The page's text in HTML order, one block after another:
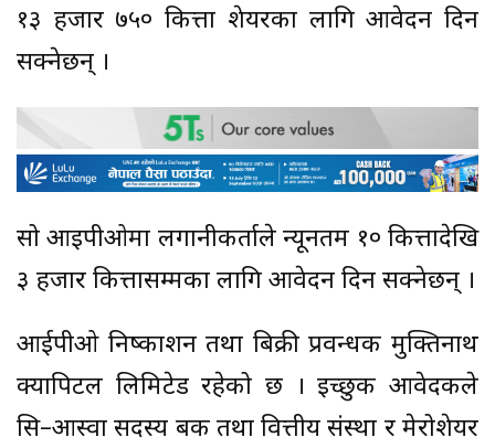
१३ हजार ७५० कित्ता शेयरका लागि आवेदन दिन
सक्नेछन् ।
सो आइपीओमा लगानीकर्ताले न्यूनतम १० कित्तादेखि
३ हजार कित्तासम्मका लागि आवेदन दिन सक्नेछन् ।
आईपीओ निष्काशन तथा बिक्री प्रवन्धक मुक्तिनाथ
क्यापिटल लिमिटेड रहेको छ । इच्छुक आवेदकले
सि–आस्वा सदस्य बैंक तथा वित्तीय संस्था र मेरोशेयर